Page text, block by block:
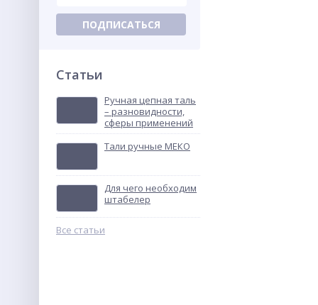
ПОДПИСАТЬСЯ
Статьи
Ручная цепная таль
– разновидности,
сферы применений
Тали ручные МЕКО
Для чего необходим
штабелер
Все статьи